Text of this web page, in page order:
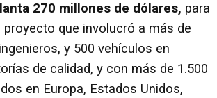
270 millones de dólares, para
que involucró a más de
y 500 vehículos en
de calidad, y con más de 1.500
en Europa, Estados Unidos,